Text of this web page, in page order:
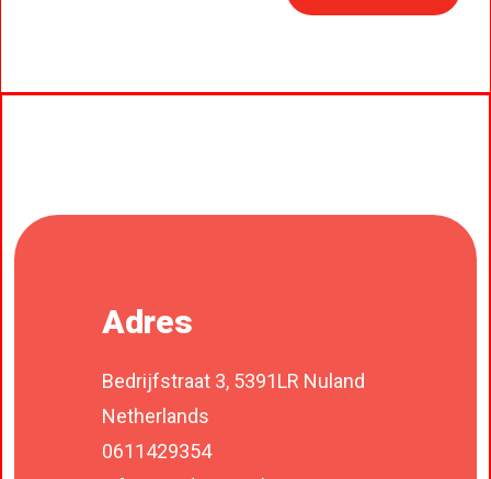
Adres
Bedrijfstraat 3, 5391LR Nuland
Netherlands
0611429354